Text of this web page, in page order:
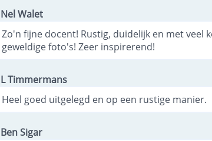
Nel Walet
Zo'n fijne docent! Rustig, duidelijk en met veel
geweldige foto's! Zeer inspirerend!
L Timmermans
Heel goed uitgelegd en op een rustige manier.
Ben Sigar